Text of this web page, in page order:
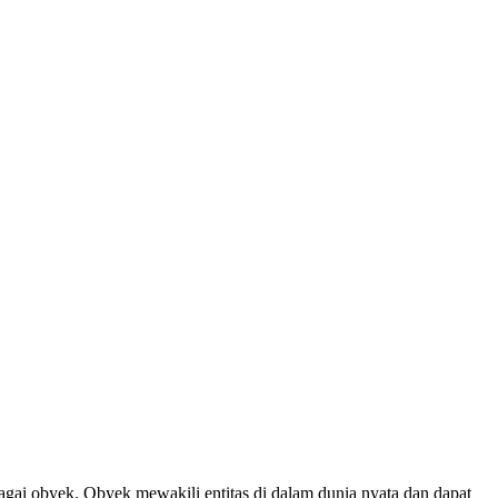
obyek. Obyek mewakili entitas di dalam dunia nyata dan dapat